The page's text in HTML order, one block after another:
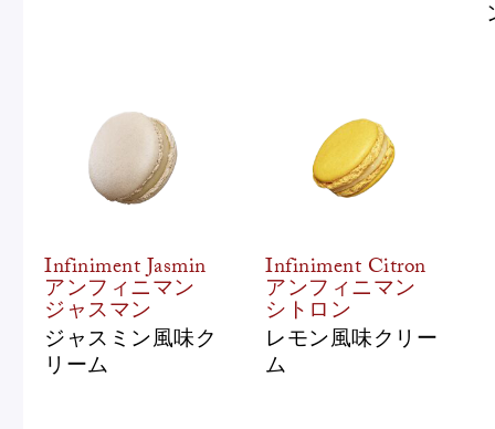
Infiniment Jasmin
アンフィニマン
ジャスマン
ジャスミン風味ク
リーム
Infiniment Citron
アンフィニマン
シトロン
レモン風味クリー
ム